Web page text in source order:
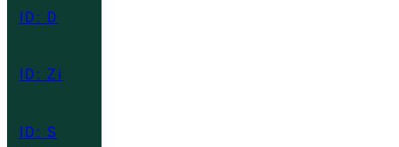
ID: D
ID: Zi
ID: S